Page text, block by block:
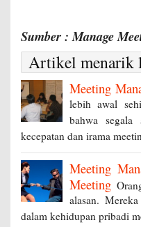
Sumber : Manage
Artikel menarik
Meeting
lebih awal
bahwa
kecepatan dan irama
Meeting
Meeting
alasan.
dalam kehidupan pribadi